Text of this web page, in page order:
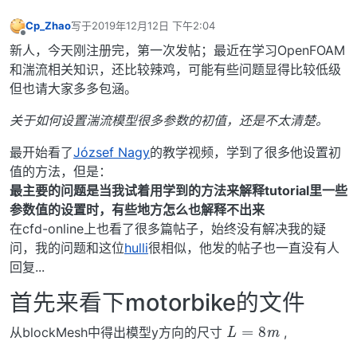
Cp_Zhao写于2019年12月12日 下午2:04
最后由 编辑
新人，今天刚注册完，第一次发帖；最近在学习OpenFOAM
和湍流相关知识，还比较辣鸡，可能有些问题显得比较低级
但也请大家多多包涵。
关于如何设置湍流模型很多参数的初值，还是不太清楚。
最开始看了József Nagy的教学视频，学到了很多他设置初
值的方法，但是：
最主要的问题是当我试着用学到的方法来解释tutorial里一些
参数值的设置时，有些地方怎么也解释不出来
在cfd-online上也看了很多篇帖子，始终没有解决我的疑
问，我的问题和这位hulli很相似，他发的帖子也一直没有人
回复...
首先来看下motorbike的文件
从blockMesh中得出模型y方向的尺寸
L=8m
,